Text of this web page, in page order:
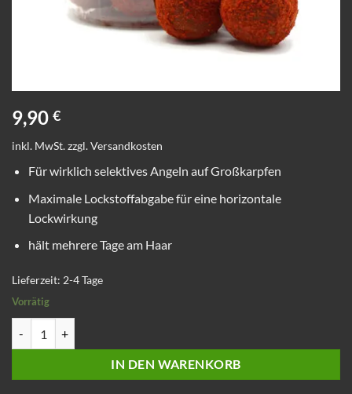
9,90 €
inkl. MwSt.zzgl.Versandkosten
Für wirklich selektives Angeln auf Großkarpfen
Maximale Lockstoffabgabe für eine horizontale
Lockwirkung
hält mehrere Tage am Haar
Lieferzeit: 2-4 Tage
Vorrätig
IN DEN WARENKORB